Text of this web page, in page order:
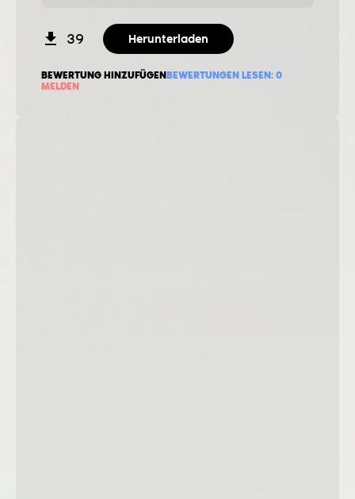
39 Herunterladen
BEWERTUNG HINZUFÜGENBEWERTUNGEN LESEN: 0
MELDEN